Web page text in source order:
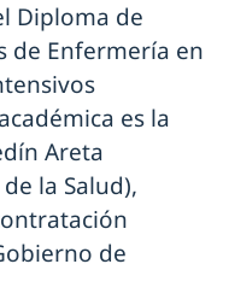
Diploma de
de Enfermería en
es la
Areta
la Salud),
de